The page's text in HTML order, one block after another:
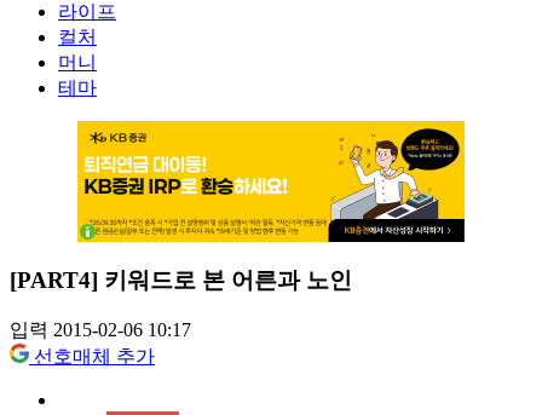
라이프
컬처
머니
테마
[PART4] 키워드로 본 어른과 노인
입력 2015-02-06 10:17
선호매체 추가